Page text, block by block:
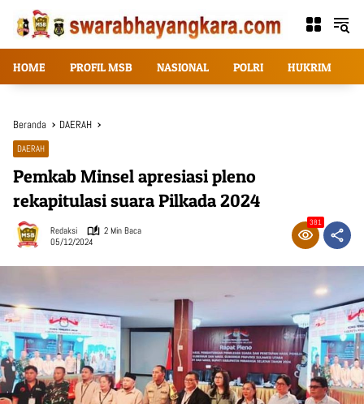
Langsung
konten
HOME PROFIL MSB NASIONAL POLRI HUKRIM
Beranda DAERAH
DAERAH
Pemkab Minsel apresiasi pleno
rekapitulasi suara Pilkada 2024
Redaksi
2 Min Baca
05/12/2024
381